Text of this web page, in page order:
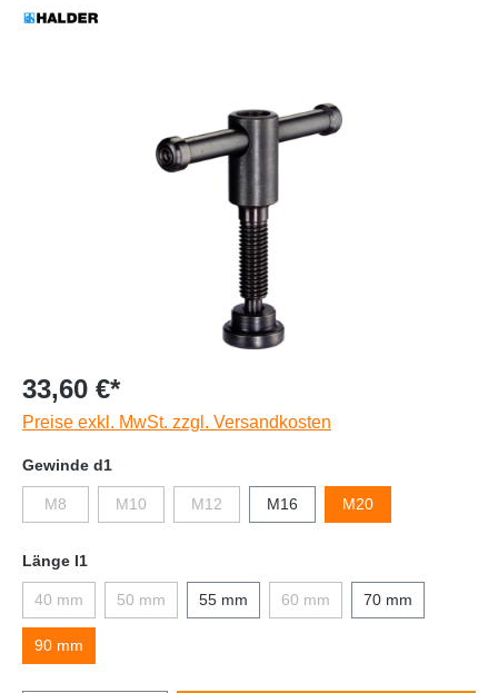
33,60 €*
Preise exkl. MwSt. zzgl. Versandkosten
Gewinde d1
M8 M10 M12 M16 M20
Länge l1
40 mm 50 mm 55 mm 60 mm 70 mm
90 mm